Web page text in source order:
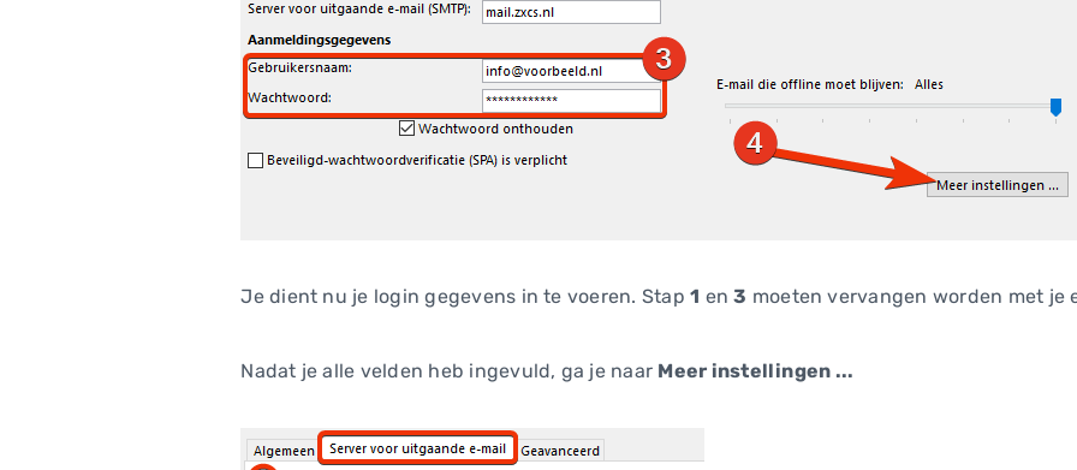
Je dient nu je login gegevens in te voeren. Stap1 en3 moeten vervangen worden met je
Nadat je alle velden heb ingevuld, ga je naar Meer instellingen ...